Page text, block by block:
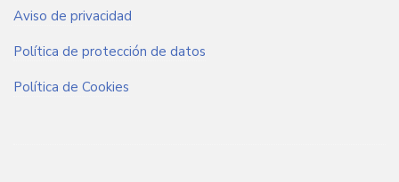
Aviso de privacidad
Política de protección de datos
Política de Cookies